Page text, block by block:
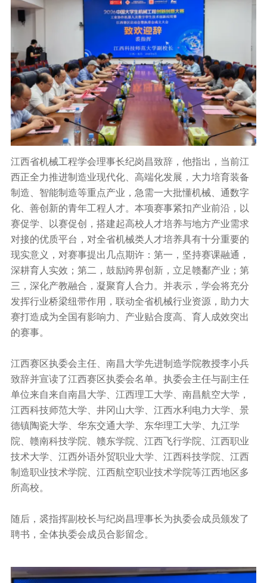
江西省机械工程学会理事长纪岗昌致辞，他指出，当前江
西正全力推进制造业现代化、高端化发展，大力培育装备
制造、智能制造等重点产业，急需一大批懂机械、通数字
化、善创新的青年工程人才。本项赛事紧扣产业前沿，以
赛促学、以赛促创，搭建起高校人才培养与地方产业需求
对接的优质平台，对全省机械类人才培养具有十分重要的
现实意义，对赛事提出几点期许：第一，坚持赛课融通，
深耕育人实效；第二，鼓励跨界创新，立足赣鄱产业；第
三，深化产教融合，凝聚育人合力。并表示，学会将充分
发挥行业桥梁纽带作用，联动全省机械行业资源，助力大
赛打造成为全国有影响力、产业贴合度高、育人成效突出
的赛事。
江西赛区执委会主任、南昌大学先进制造学院教授李小兵
致辞并宣读了江西赛区执委会名单。执委会主任与副主任
单位来自来自南昌大学、江西理工大学、南昌航空大学，
江西科技师范大学、井冈山大学、江西水利电力大学、景
德镇陶瓷大学、华东交通大学、东华理工大学、九江学
院、赣南科技学院、赣东学院、江西飞行学院 、江西职业
技术大学、江西外语外贸职业大学、江西科技学院、江西
制造职业技术学院、江西航空职业技术学院等江西地区多
所高校。
随后，裘指挥副校长与纪岗昌理事长为执委会成员颁发了
聘书，全体执委会成员合影留念。